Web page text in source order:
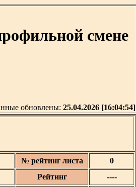
смене
обновлены: 25.04.2026 [16:04:54]
№ рейтинг листа
0
Рейтинг
----